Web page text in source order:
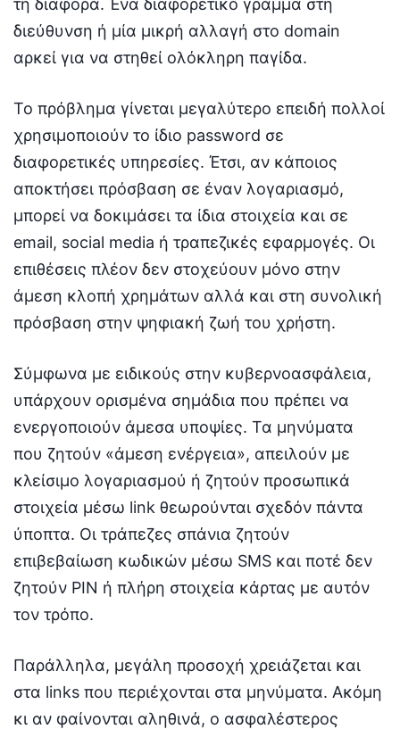
διεύθυνση ή μία μικρή αλλαγή στο domain
αρκεί για να στηθεί ολόκληρη παγίδα.
Το πρόβλημα γίνεται μεγαλύτερο επειδή πολλοί
χρησιμοποιούν το ίδιο password σε
διαφορετικές υπηρεσίες. Έτσι, αν κάποιος
αποκτήσει πρόσβαση σε έναν λογαριασμό,
μπορεί να δοκιμάσει τα ίδια στοιχεία και σε
email, social media ή τραπεζικές εφαρμογές. Οι
επιθέσεις πλέον δεν στοχεύουν μόνο στην
άμεση κλοπή χρημάτων αλλά και στη συνολική
πρόσβαση στην ψηφιακή ζωή του χρήστη.
Σύμφωνα με ειδικούς στην κυβερνοασφάλεια,
υπάρχουν ορισμένα σημάδια που πρέπει να
ενεργοποιούν άμεσα υποψίες. Τα μηνύματα
που ζητούν «άμεση ενέργεια», απειλούν με
κλείσιμο λογαριασμού ή ζητούν προσωπικά
στοιχεία μέσω link θεωρούνται σχεδόν πάντα
ύποπτα. Οι τράπεζες σπάνια ζητούν
επιβεβαίωση κωδικών μέσω SMS και ποτέ δεν
ζητούν PIN ή πλήρη στοιχεία κάρτας με αυτόν
τον τρόπο.
Παράλληλα, μεγάλη προσοχή χρειάζεται και
στα links που περιέχονται στα μηνύματα. Ακόμη
κι αν φαίνονται αληθινά, ο ασφαλέστερος